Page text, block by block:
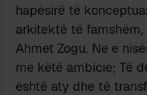
hapësirë të
arkitektë të
Ahmet Zogu. Ne e
me këtë ambicie; Të
është aty dhe të